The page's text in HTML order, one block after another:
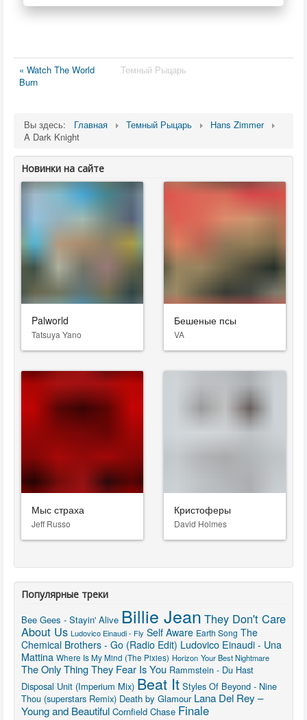
« Watch The World
Burn
Темный Рыцарь
Вы здесь: Главная Темный Рыцарь
Hans Zimmer
A Dark Knight
Новинки на сайте
Palworld
Tatsuya Yano
Бешеные псы
VA
Мыс страха
Jeff Russo
Кристоферы
David Holmes
Популярные треки
Bee Gees - Stayin' Alive Billie Jean They Don't Care
About Us Ludovico Einaudi - Fly Self Aware Earth Song The
Chemical Brothers - Go (Radio Edit) Ludovico Einaudi - Una
Mattina Where Is My Mind (The Pixies) Horizon Your Best Nightmare
The Only Thing They Fear Is You Rammstein - Du Hast
Disposal Unit (Imperium Mix) Beat It Styles Of Beyond - Nine
Thou (superstars Remix) Death by Glamour Lana Del Rey –
Young and Beautiful Cornfield Chase Finale